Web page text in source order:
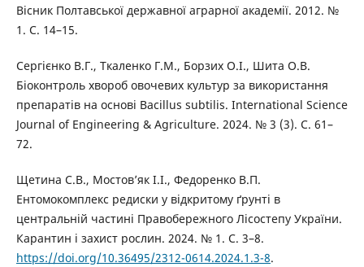
Вісник Полтавської державної аграрної академії. 2012. №
1. С. 14–15.
Сергієнко В.Г., Ткаленко Г.М., Борзих О.I., Шита О.В.
Біоконтроль хвороб овочевих культур за використання
препаратів на основі Bacillus subtilis. International Science
Journal of Engineering & Agriculture. 2024. № 3 (3). С. 61–
72.
Щетина С.В., Мостов’як І.І., Федоренко В.П.
Ентомокомплекс редиски у відкритому ґрунті в
центральній частині Правобережного Лісостепу України.
Карантин і захист рослин. 2024. № 1. С. 3–8.
https://doi.org/10.36495/2312-0614.2024.1.3-8.